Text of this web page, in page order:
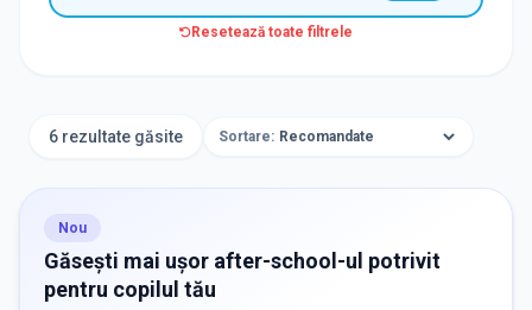
Resetează toate filtrele
6 rezultate găsite Sortare:
Nou
Găsești mai ușor after-school-ul potrivit
pentru copilul tău